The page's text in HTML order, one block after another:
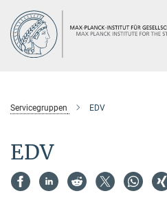
Hauptinhalt
Servicegruppen EDV
EDV